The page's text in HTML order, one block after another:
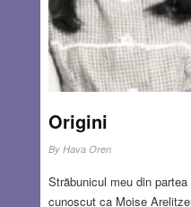
Origini
By Hava Oren
Străbunicul meu din
cunoscut ca Moișe